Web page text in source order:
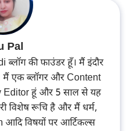
Pal
की फाउंडर हूँ। मैं इंदौर
मैं एक ब्लॉगर और Content
Editor हूं और 5 साल से यह
विशेष रूचि है और मैं धर्म,
विषयों पर आर्टिकल्स